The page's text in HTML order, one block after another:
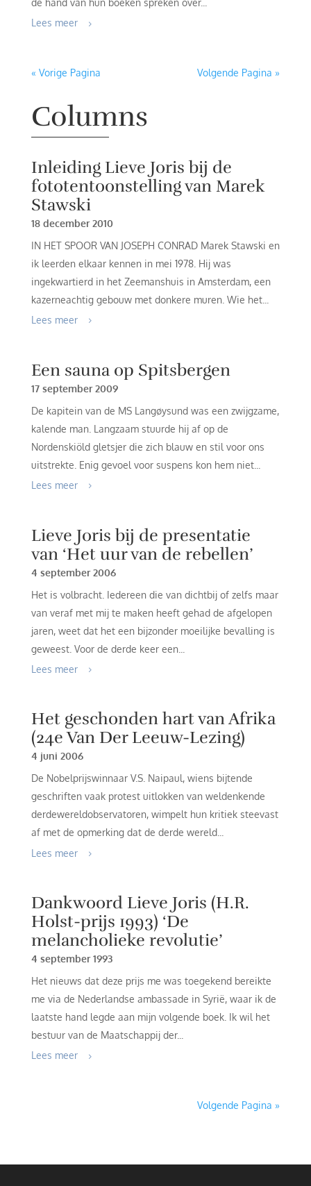
Lees meer
« Vorige Pagina Volgende Pagina »
Columns
Inleiding Lieve Joris bij de
fototentoonstelling van Marek
Stawski
18 december 2010
IN HET SPOOR VAN JOSEPH CONRAD Marek Stawski en
ik leerden elkaar kennen in mei 1978. Hij was
ingekwartierd in het Zeemanshuis in Amsterdam, een
kazerneachtig gebouw met donkere muren. Wie het...
Lees meer
Een sauna op Spitsbergen
17 september 2009
De kapitein van de MS Langøysund was een zwijgzame,
kalende man. Langzaam stuurde hij af op de
Nordenskiöld gletsjer die zich blauw en stil voor ons
uitstrekte. Enig gevoel voor suspens kon hem niet...
Lees meer
Lieve Joris bij de presentatie
van ‘Het uur van de rebellen’
4 september 2006
Het is volbracht. Iedereen die van dichtbij of zelfs maar
van veraf met mij te maken heeft gehad de afgelopen
jaren, weet dat het een bijzonder moeilijke bevalling is
geweest. Voor de derde keer een...
Lees meer
Het geschonden hart van Afrika
(24e Van Der Leeuw-Lezing)
4 juni 2006
De Nobelprijswinnaar V.S. Naipaul, wiens bijtende
geschriften vaak protest uitlokken van weldenkende
derdewereldobservatoren, wimpelt hun kritiek steevast
af met de opmerking dat de derde wereld...
Lees meer
Dankwoord Lieve Joris (H.R.
Holst-prijs 1993) ‘De
melancholieke revolutie’
4 september 1993
Het nieuws dat deze prijs me was toegekend bereikte
me via de Nederlandse ambassade in Syrië, waar ik de
laatste hand legde aan mijn volgende boek. Ik wil het
bestuur van de Maatschappij der...
Lees meer
Volgende Pagina »